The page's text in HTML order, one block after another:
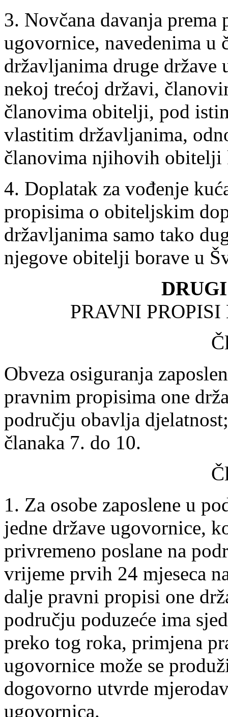
3. Novčana davanja
ugovornice, navedenima u
državljanima druge
nekoj trećoj državi,
članovima obitelji, pod
vlastitim državljanima,
članovima njihovih
4. Doplatak za vođenje
propisima o obiteljskim
državljanima samo tako
njegove obitelji borave u
PRAVNI PROPISI
Obveza osiguranja
pravnim propisima one
području obavlja
članaka 7. do 10.
1. Za osobe zaposlene u
jedne države ugovornice,
privremeno poslane na
vrijeme prvih 24 mjeseca
dalje pravni propisi one
području poduzeće ima
preko tog roka, primjena
ugovornice može se
dogovorno utvrde
ugovornica.